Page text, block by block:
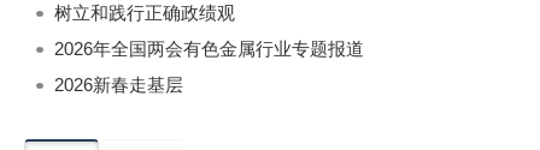
树立和践行正确政绩观
2026年全国两会有色金属行业专题报道
2026新春走基层